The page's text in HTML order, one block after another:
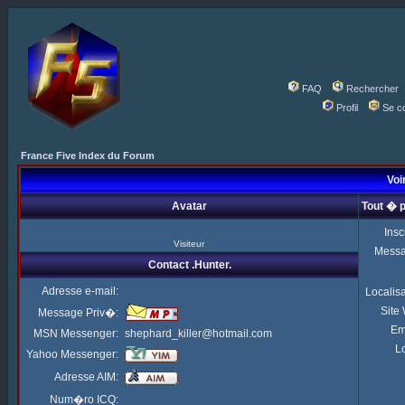
FAQ
Rechercher
Profil
Se
France Five Index du Forum
Avatar Tout �
Visiteur
Site
Contact .Hunter.
Adresse e-mail:
Message Priv�:
MSN Messenger: shephard_killer@hotmail.com
Yahoo Messenger:
Adresse AIM:
Num�ro ICQ: